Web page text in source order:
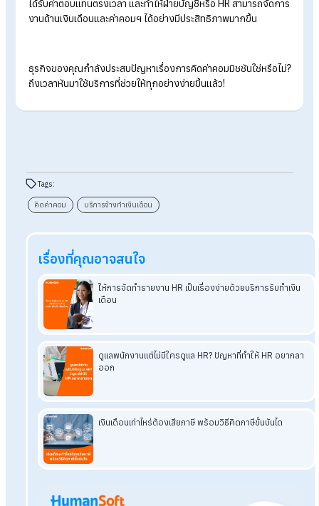
ทำรายงาน
สามารถเลือกรอบการนำจ่ายค่าคอมได้ ว่าต้องการจ่ายค่าคอม
จ่ายค่าคอมให้พนักงานได้ตรงเวลา
สรุปให้การคิดค่าคอมพนักงานเป็นเรื่อง
บริการรับจ้างทำเงินเดือนช่วยให้ธุรกิจลดภาระในการคิดค่าคอมฯ
ทำให้การจ่ายเงินมีความแม่นยำ รวดเร็ว และโปร่งใส ช่วยให้พนักง
ได้รับค่าตอบแทนตรงเวลา และทำให้ฝ่ายบัญชีหรือ HR สามารถจัด
ธุรกิจของคุณกำลังประสบปัญหาเรื่องการคิดค่าคอมมิชชันใช่หรือ
ถึงเวลาหันมาใช้บริการที่ช่วยให้ทุกอย่างง่ายขึ้นแล้ว!
Tags:
คิดค่าคอม
เรื่องที่คุณอาจสนใจ